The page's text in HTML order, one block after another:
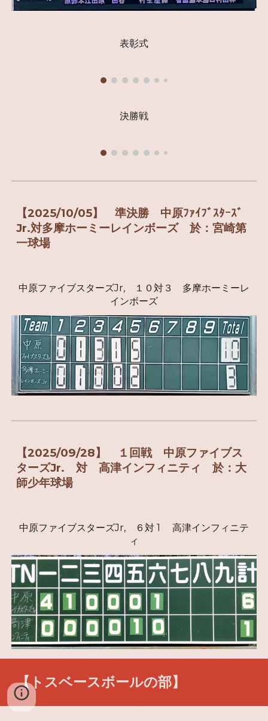
表彰式
決勝戦
【2025/10/05】準決勝
中原ﾌｧｲﾌﾞｽﾀｰｽﾞ
Jr.対多摩ホーミーレインボーズ 於：宮崎第
一球場
中原ファイブスターズJr, １０対３ 多摩ホーミーレ
インボーズ
【2025/09/28】 １回戦 中原ファイブス
ターズJr. 対 高津インフィニティ 於：大
師少年球場
中原ファイブスターズJr, ６対 1 高津インフィニテ
ィ
【トスベースボールの部】